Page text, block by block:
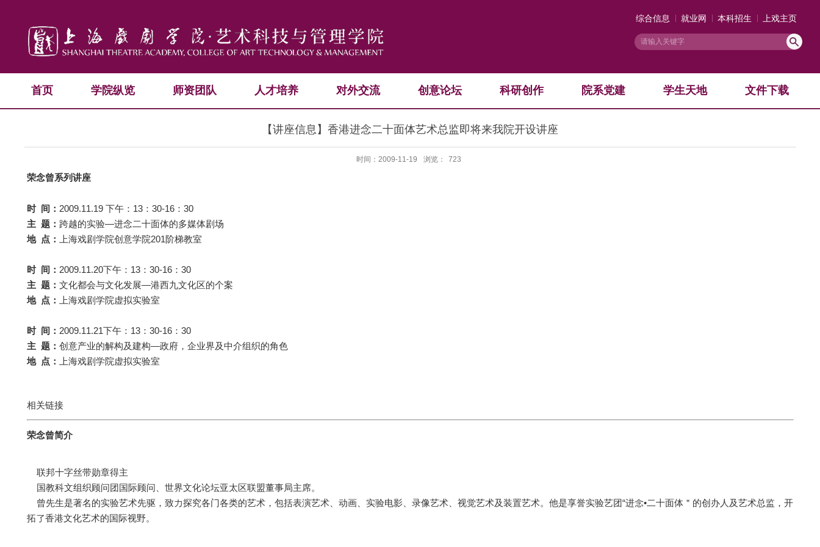
综合信息 就业网 本科招生 上戏主页
首页 学院纵览 师资团队 人才培养 对外交流 创意论坛 科研创作 院系党建 学生天地 文件下载
【讲座信息】香港进念二十面体艺术总监即将来我院开设讲座
时间：2009-11-19 浏览： 723
荣念曾系列讲座
时 间： 2009.11.19 下午：13：30-16：30
主 题： 跨越的实验—进念二十面体的多媒体剧场
地 点：
上海戏剧学院创意学院201阶梯教室
时 间： 2009.11.20下午：13：30-16：30
主 题： 文化都会与文化发展—港西九文化区的个案
地 点：
上海戏剧学院虚拟实验室
时 间： 2009.11.21下午：13：30-16：30
主 题： 创意产业的解构及建构—政府，企业界及中介组织的角色
地 点：
上海戏剧学院虚拟实验室
相关链接
荣念曾简介
联邦十字丝带勋章得主
国教科文组织顾问团国际顾问、世界文化论坛亚太区联盟董事局主席。
曾先生是著名的实验艺术先驱，致力探究各门各类的艺术，包括表演艺术、动画、实验电影、录像艺术、视觉艺术及装置艺术。他是享誉实验艺团“进念•二十面体＂的创办人及艺术总监，开
拓了香港文化艺术的国际视野。